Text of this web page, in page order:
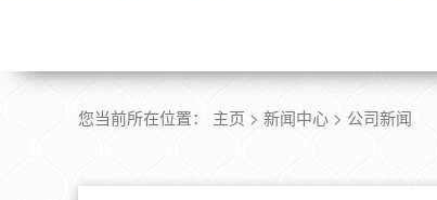
您当前所在位置： 主页 > 新闻中心 > 公司新闻